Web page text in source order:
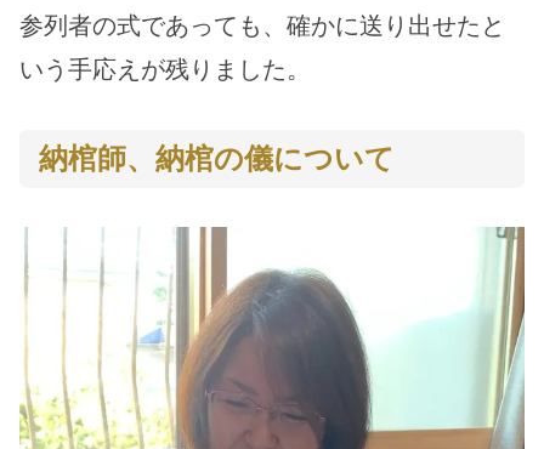
参列者の式であっても、確かに送り出せたと
いう手応えが残りました。
納棺師、納棺の儀について